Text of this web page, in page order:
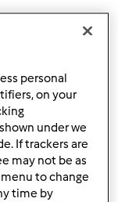
personal
on your
under we
If trackers are
may not be as
to change
time by